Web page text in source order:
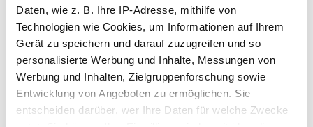
Daten, wie z. B. Ihre IP-Adresse, mithilfe von
Technologien wie Cookies, um Informationen auf Ihrem
Gerät zu speichern und darauf zuzugreifen und so
personalisierte Werbung und Inhalte, Messungen von
Werbung und Inhalten, Zielgruppenforschung sowie
Entwicklung von Angeboten zu ermöglichen. Sie
entscheiden darüber, wer Ihre Daten für welche Zwecke